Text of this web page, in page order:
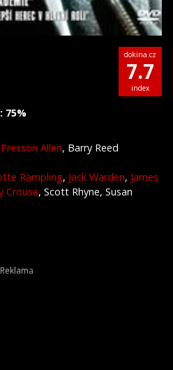
75%
dokina.cz
7.7
index
Presson Allen, Barry Reed
Rampling, Jack Warden, James
Crouse, Scott Rhyne, Susan